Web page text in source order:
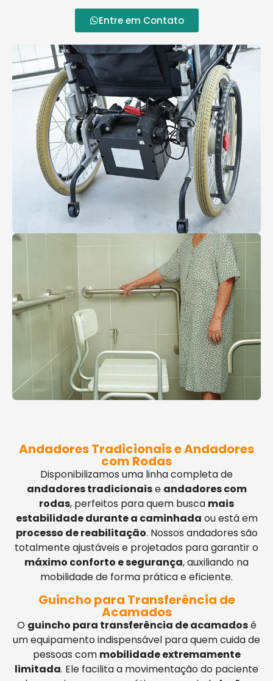
Entre em Contato
Andadores Tradicionais e Andadores
com Rodas
Disponibilizamos uma linha completa de
andadores tradicionaise andadores com
rodas, perfeitos para quem busca mais
estabilidade durante a caminhada ou está em
processo de reabilitação. Nossos andadores são
totalmente ajustáveis e projetados para garantir o
máximo conforto e segurança, auxiliando na
mobilidade de forma prática e eficiente.
Guincho para Transferência de
Acamados
O guincho para transferência de acamadosé
um equipamento indispensável para quem cuida de
pessoas com mobilidade extremamente
limitada. Ele facilita a movimentação do paciente